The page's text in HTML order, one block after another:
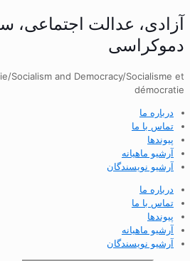
آزادی، عدالت اجتماعی،
دموکراسی
Socialism and Democracy/Socialisme et
démocratie
درباره ما
تماس با ما
پیوندها
آرشیو ماهیانه
آرشیو نویسندگان
درباره ما
تماس با ما
پیوندها
آرشیو ماهیانه
آرشیو نویسندگان